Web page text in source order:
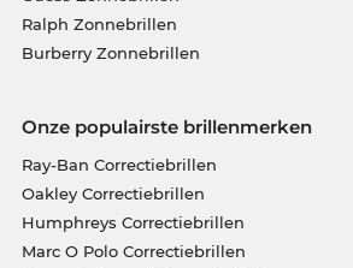
Ralph Zonnebrillen
Burberry Zonnebrillen
Onze populairste brillenmerken
Ray-Ban Correctiebrillen
Oakley Correctiebrillen
Humphreys Correctiebrillen
Marc O Polo Correctiebrillen